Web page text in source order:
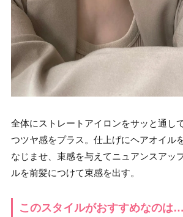
全体にストレートアイロンをサッと通し
つツヤ感をプラス。仕上げにヘアオイル
なじませ、束感を与えてニュアンスアッ
ルを前髪につけて束感を出す。
このスタイルがおすすめなの